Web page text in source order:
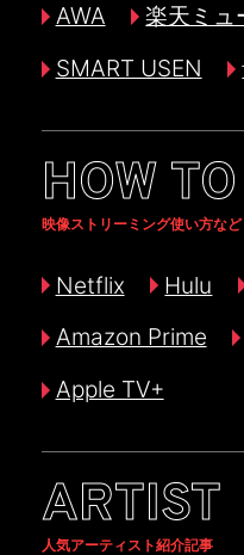
AWA
楽天ミュ
SMART USEN
HOW
映像ストリーミング使い方など
Netflix Hulu
Amazon Prime
Apple TV+
ARTIST
人気アーティスト紹介記事